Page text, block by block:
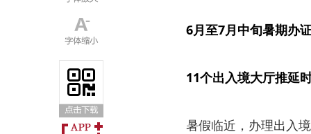
6月至7月中旬暑期办
11个出入境大厅推延
暑假临近，办理出入